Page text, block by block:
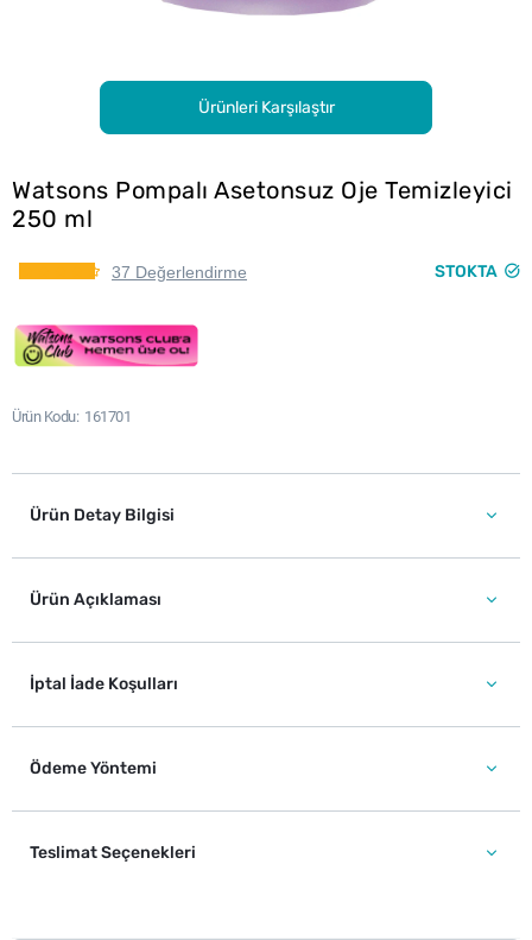
Ürünleri Karşılaştır
Watsons Pompalı Asetonsuz Oje Temizleyici
250 ml
37 Değerlendirme STOKTA
Ürün Kodu 161701
Ürün Detay Bilgisi
Ürün Açıklaması
İptal İade Koşulları
Ödeme Yöntemi
Teslimat Seçenekleri